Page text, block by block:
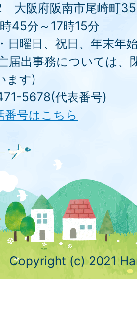
阪府阪南市尾崎町35
45分～17時15分
日曜日、祝日、年末年
届出事務については、
ます)
5678(代表番号)
番号はこちら
Copyright (c) 2021